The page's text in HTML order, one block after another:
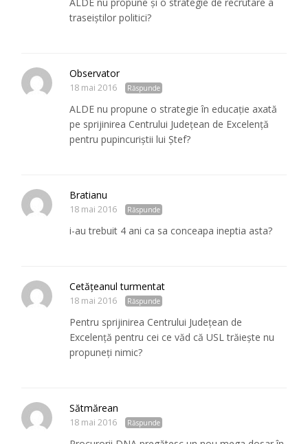
traseiştilor politici?
Observator
18 mai 2016 Răspunde
ALDE nu propune o strategie în educație axată
pe sprijinirea Centrului Județean de Excelență
pentru pupincuriştii lui Ştef?
Bratianu
18 mai 2016 Răspunde
i-au trebuit 4 ani ca sa conceapa ineptia asta?
Cetăţeanul turmentat
18 mai 2016 Răspunde
Pentru sprijinirea Centrului Judeţean de
Excelenţă pentru cei ce văd că USL trăieşte nu
propuneţi nimic?
Sătmărean
18 mai 2016 Răspunde